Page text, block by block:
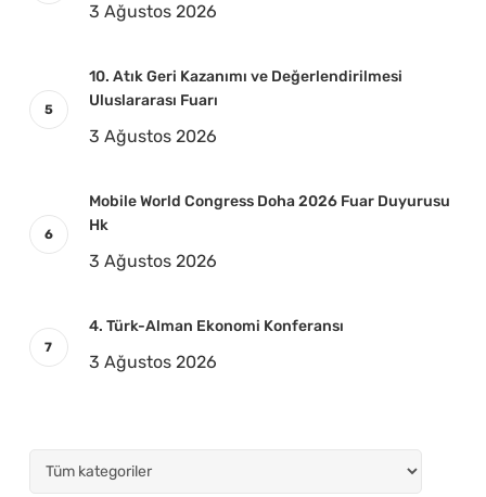
3 Ağustos 2026
10. Atık Geri Kazanımı ve Değerlendirilmesi
Uluslararası Fuarı
3 Ağustos 2026
Mobile World Congress Doha 2026 Fuar Duyurusu
Hk
3 Ağustos 2026
4. Türk-Alman Ekonomi Konferansı
3 Ağustos 2026